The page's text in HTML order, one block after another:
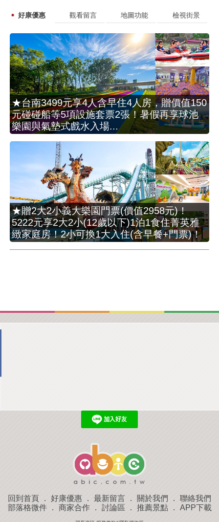
好康優惠 觀看留言 地圖功能 檢視街景
★台南3499元享4人含早住4人房，贈價值150
元碰碰船等5項設施套票2張！暑假再享球池
樂園與氣墊式戲水入場...
★贈2大2小義大樂園門票(價值2958元)！
5222元享2大2小(12歲以下)1泊1食住菁英雅
緻家庭房！2小可換1大入住(含早餐+門票)！
回到首頁 ． 好康優惠 ． 最新留言 ． 關於我們 ． 聯絡我們
部落格微件． 商家合作． 討論區 ． 推薦景點． APP下載